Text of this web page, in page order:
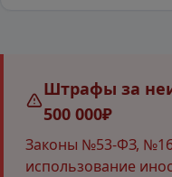
Штрафы за
500 000₽
Законы №53-ФЗ,
использование